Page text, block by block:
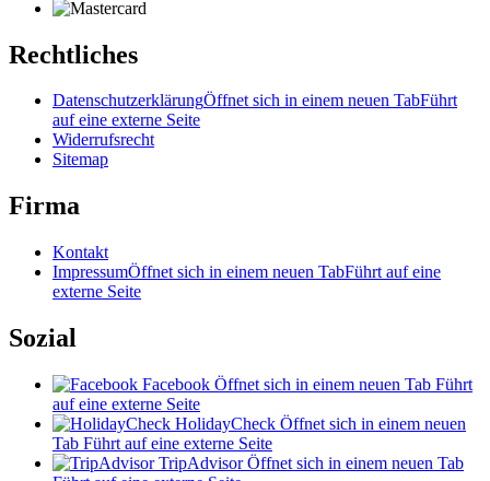
Rechtliches
DatenschutzerklärungÖffnet sich in einem neuen TabFührt
auf eine externe Seite
Widerrufsrecht
Sitemap
Firma
Kontakt
ImpressumÖffnet sich in einem neuen TabFührt auf eine
externe Seite
Sozial
Facebook Öffnet sich in einem neuen Tab Führt
auf eine externe Seite
HolidayCheck Öffnet sich in einem neuen
Tab Führt auf eine externe Seite
TripAdvisor Öffnet sich in einem neuen Tab